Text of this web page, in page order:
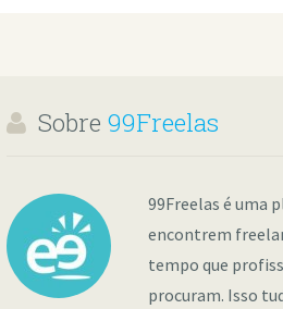
Sobre 99Freelas
99Freelas é uma
encontrem
tempo que
procuram. Isso